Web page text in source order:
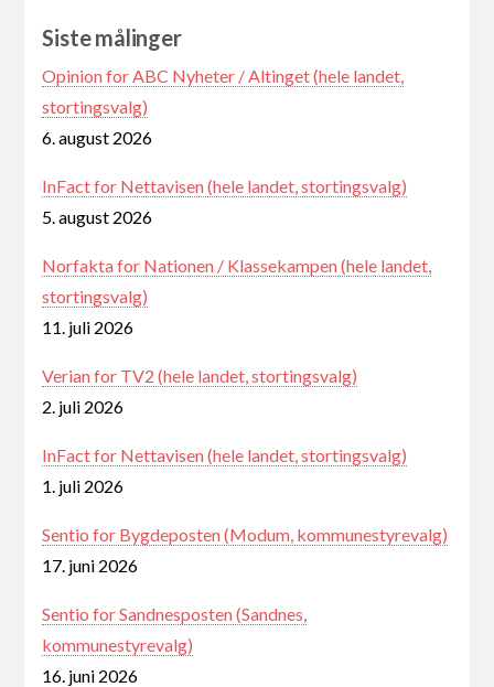
Siste målinger
Opinion for ABC Nyheter / Altinget (hele landet,
stortingsvalg)
6. august 2026
InFact for Nettavisen (hele landet, stortingsvalg)
5. august 2026
Norfakta for Nationen / Klassekampen (hele landet,
stortingsvalg)
11. juli 2026
Verian for TV2 (hele landet, stortingsvalg)
2. juli 2026
InFact for Nettavisen (hele landet, stortingsvalg)
1. juli 2026
Sentio for Bygdeposten (Modum, kommunestyrevalg)
17. juni 2026
Sentio for Sandnesposten (Sandnes,
kommunestyrevalg)
16. juni 2026